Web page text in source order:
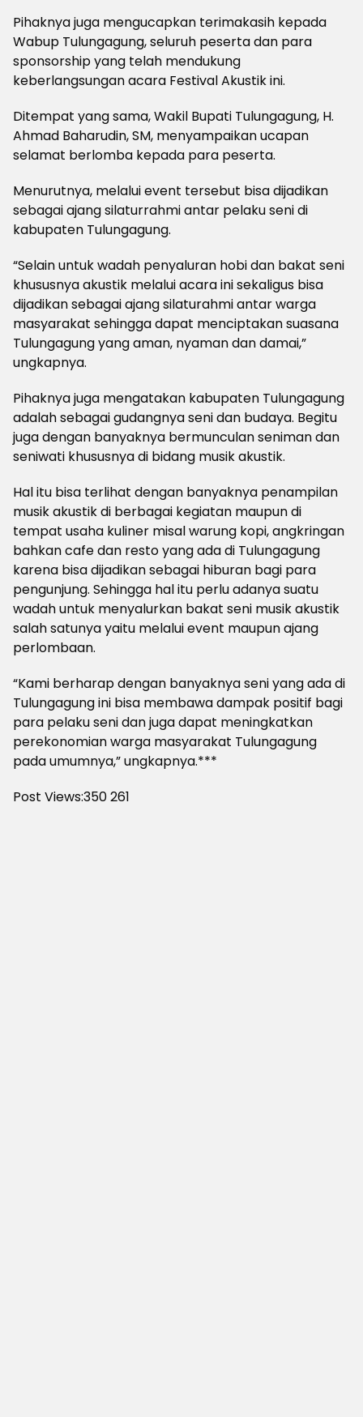
Pihaknya juga mengucapkan terimakasih kepada
Wabup Tulungagung, seluruh peserta dan para
sponsorship yang telah mendukung
keberlangsungan acara Festival Akustik ini.
Ditempat yang sama, Wakil Bupati Tulungagung, H.
Ahmad Baharudin, SM, menyampaikan ucapan
selamat berlomba kepada para peserta.
Menurutnya, melalui event tersebut bisa dijadikan
sebagai ajang silaturrahmi antar pelaku seni di
kabupaten Tulungagung.
“Selain untuk wadah penyaluran hobi dan bakat seni
khususnya akustik melalui acara ini sekaligus bisa
dijadikan sebagai ajang silaturahmi antar warga
masyarakat sehingga dapat menciptakan suasana
Tulungagung yang aman, nyaman dan damai,”
ungkapnya.
Pihaknya juga mengatakan kabupaten Tulungagung
adalah sebagai gudangnya seni dan budaya. Begitu
juga dengan banyaknya bermunculan seniman dan
seniwati khususnya di bidang musik akustik.
Hal itu bisa terlihat dengan banyaknya penampilan
musik akustik di berbagai kegiatan maupun di
tempat usaha kuliner misal warung kopi, angkringan
bahkan cafe dan resto yang ada di Tulungagung
karena bisa dijadikan sebagai hiburan bagi para
pengunjung. Sehingga hal itu perlu adanya suatu
wadah untuk menyalurkan bakat seni musik akustik
salah satunya yaitu melalui event maupun ajang
perlombaan.
“Kami berharap dengan banyaknya seni yang ada di
Tulungagung ini bisa membawa dampak positif bagi
para pelaku seni dan juga dapat meningkatkan
perekonomian warga masyarakat Tulungagung
pada umumnya,” ungkapnya.***
Post Views:350261